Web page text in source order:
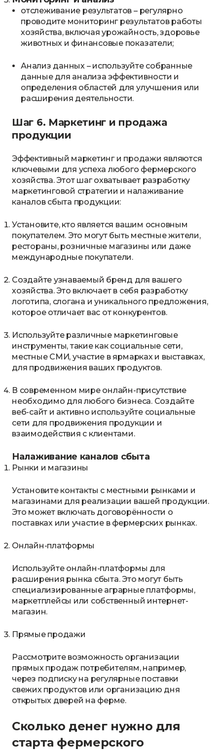
отслеживание результатов – регулярно
проводите мониторинг результатов работы
хозяйства, включая урожайность, здоровье
животных и финансовые показатели;
Анализ данных – используйте собранные
данные для анализа эффективности и
определения областей для улучшения или
расширения деятельности.
Шаг 6. Маркетинг и продажа
продукции
Эффективный маркетинг и продажи являются
ключевыми для успеха любого фермерского
хозяйства. Этот шаг охватывает разработку
маркетинговой стратегии и налаживание
каналов сбыта продукции:
Установите, кто является вашим основным
покупателем. Это могут быть местные жители,
рестораны, розничные магазины или даже
международные покупатели.
Создайте узнаваемый бренд для вашего
хозяйства. Это включает в себя разработку
логотипа, слогана и уникального предложения,
которое отличает вас от конкурентов.
Используйте различные маркетинговые
инструменты, такие как социальные сети,
местные СМИ, участие в ярмарках и выставках,
для продвижения ваших продуктов.
В современном мире онлайн-присутствие
необходимо для любого бизнеса. Создайте
веб-сайт и активно используйте социальные
сети для продвижения продукции и
взаимодействия с клиентами.
Налаживание каналов сбыта
Рынки и магазины
Установите контакты с местными рынками и
магазинами для реализации вашей продукции.
Это может включать договорённости о
поставках или участие в фермерских рынках.
Онлайн-платформы
Используйте онлайн-платформы для
расширения рынка сбыта. Это могут быть
специализированные аграрные платформы,
маркетплейсы или собственный интернет-
магазин.
Прямые продажи
Рассмотрите возможность организации
прямых продаж потребителям, например,
через подписку на регулярные поставки
свежих продуктов или организацию дня
открытых дверей на ферме.
Сколько денег нужно для
старта фермерского